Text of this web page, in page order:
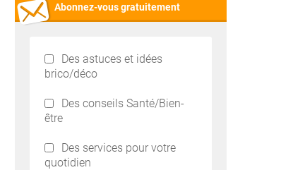
Abonnez-vous gratuitement
Des astuces et idées
brico/déco
Des conseils Santé/Bien-
être
Des services pour votre
quotidien